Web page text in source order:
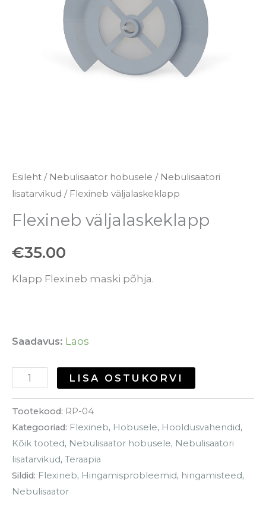
Esileht / Nebulisaator hobusele / Nebulisaatori
lisatarvikud / Flexineb väljalaskeklapp
Flexineb väljalaskeklapp
€35.00
Klapp Flexineb maski põhja.
Saadavus: Laos
LISA OSTUKORVI
Tootekood: RP-04
Kategooriad: Flexineb, Hobusele, Hooldusvahendid,
Kõik tooted, Nebulisaator hobusele, Nebulisaatori
lisatarvikud, Teraapia
Sildid: Flexineb, Hingamisprobleemid, hingamisteed,
Nebulisaator